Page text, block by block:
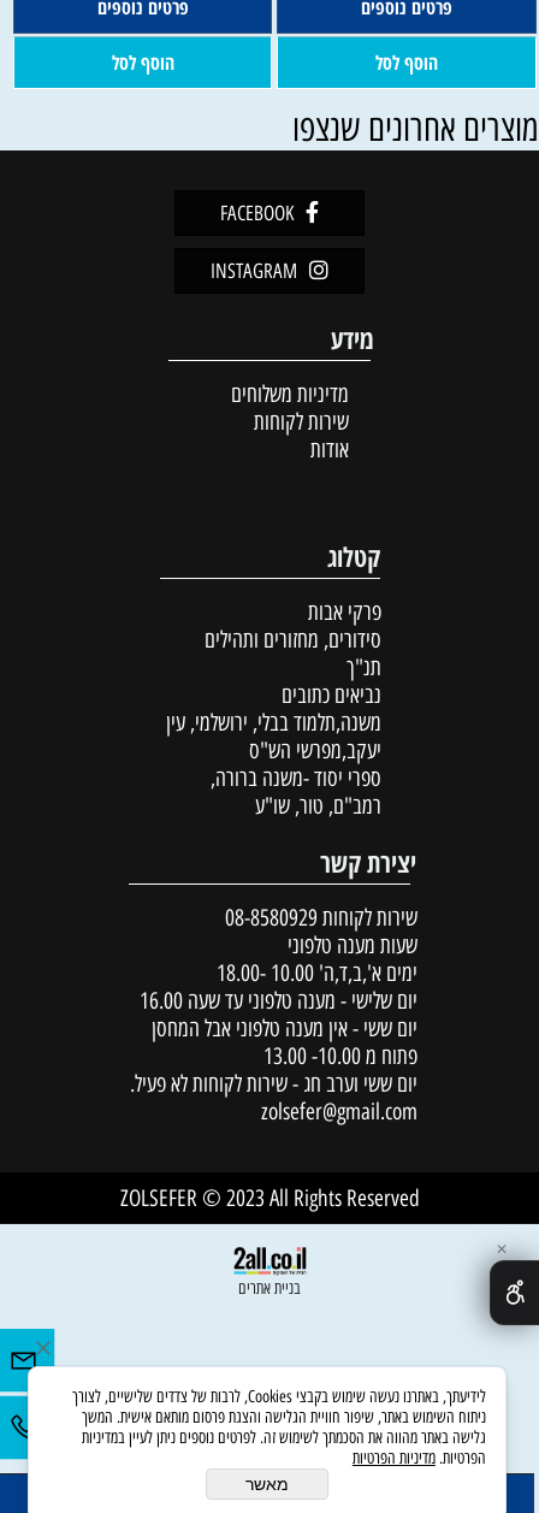
הוסף לסל
פרטים נוספים
הוסף לסל
פרטים נוספים
הוסף לסל
אחרונים שנצפו
FACEBOOK
INSTAGRAM
מידע
מדיניות משלוחים
שירות לקוחות
אודות
קטלוג
פרקי אבות
סידורים, מחזורים ותהילים
תנ"ך
נביאים כתובים
משנה,תלמוד בבלי, ירושלמי, עין
יעקב,מפרשי הש"ס
ספרי יסוד -משנה ברורה,
רמב"ם, טור, שו"ע
יצירת קשר
שירות לקוחות 08-8580929
שעות מענה טלפוני
ימים א',ב,ד,ה' 10.00 -18.00
יום שלישי - מענה טלפוני עד שעה 16.00
יום ששי - אין מענה טלפוני אבל המחסן
פתוח מ 10.00- 13.00
יום ששי וערב חג - שירות לקוחות לא פעיל.
zolsefer@gmail.com
ZOLSEFER © 2023 All Rights Reserved
בניית אתרים
✕
לידיעתך, באתרנו נעשה שימוש בקבצי Cookies, לרבות של צדדים שלישיים, לצורך
ניתוח השימוש באתר, שיפור חוויית הגלישה והצגת פרסום מותאם אישית. המשך
גלישה באתר מהווה את הסכמתך לשימוש זה. לפרטים נוספים ניתן לעיין במדיניות
הפרטיות. מדיניות הפרטיות
מאשר